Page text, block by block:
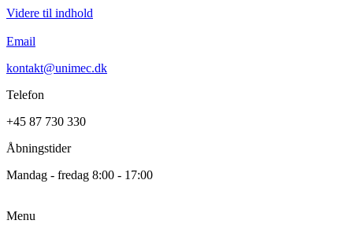
Videre til indhold
Email
kontakt@unimec.dk
Telefon
+45 87 730 330
Åbningstider
Mandag - fredag 8:00 - 17:00
Menu